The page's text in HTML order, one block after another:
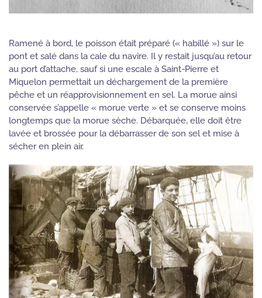
Ramené à bord, le poisson était préparé (« habillé ») sur le
pont et salé dans la cale du navire. Il y restait jusqu’au retour
au port d’attache, sauf si une escale à Saint-Pierre et
Miquelon permettait un déchargement de la première
pêche et un réapprovisionnement en sel. La morue ainsi
conservée s’appelle « morue verte » et se conserve moins
longtemps que la morue sèche. Débarquée, elle doit être
lavée et brossée pour la débarrasser de son sel et mise à
sécher en plein air.